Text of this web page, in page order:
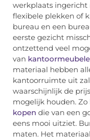
werkplaats ingericht
flexibele plekken of
bureau en een
eerste gezicht
ontzettend veel
van
materiaal hebben
kantoorruimte uit
waarschijnlijk de
mogelijk houden. Zo
kopen die van een
eens mooi uitziet.
maten. Het